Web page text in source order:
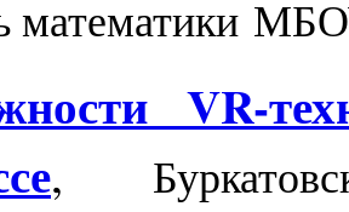
математики
VR-
,